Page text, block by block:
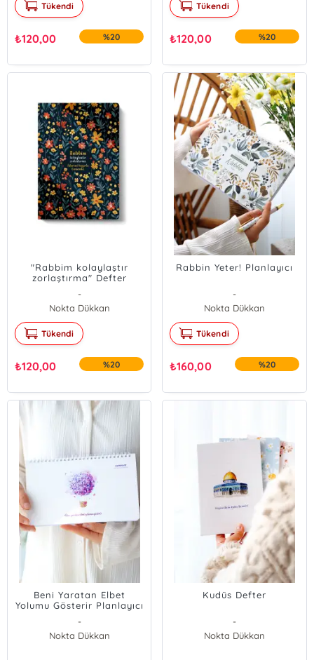
Tükendi
₺120,00 %20
Tükendi
₺120,00 %20
"Rabbim kolaylaştır
zorlaştırma" Defter
-
Nokta Dükkan
Tükendi
₺120,00 %20
Rabbin Yeter! Planlayıcı
-
Nokta Dükkan
Tükendi
₺160,00 %20
Beni Yaratan Elbet
Yolumu Gösterir Planlayıcı
-
Nokta Dükkan
Kudüs Defter
-
Nokta Dükkan